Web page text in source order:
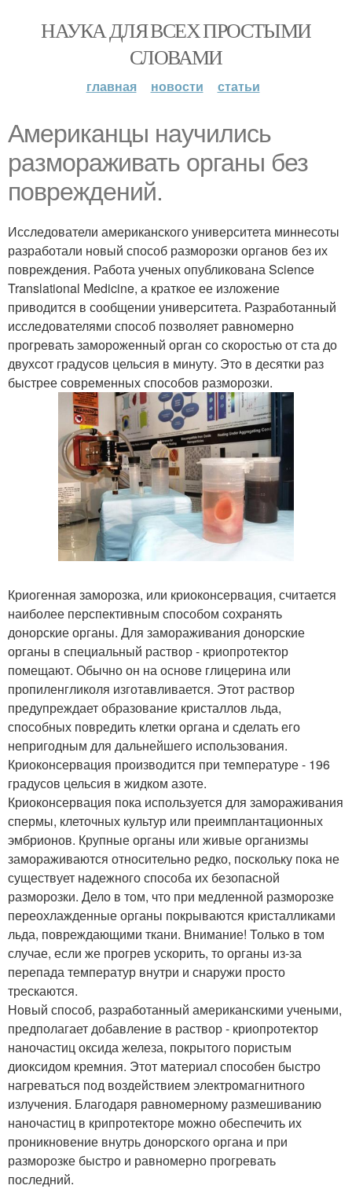
НАУКА ДЛЯ ВСЕХ ПРОСТЫМИ
СЛОВАМИ
главная новости статьи
Американцы научились
размораживать органы без
повреждений.
Исследователи американского университета миннесоты
разработали новый способ разморозки органов без их
повреждения. Работа ученых опубликована Science
Translational Medicine, а краткое ее изложение
приводится в сообщении университета. Разработанный
исследователями способ позволяет равномерно
прогревать замороженный орган со скоростью от ста до
двухсот градусов цельсия в минуту. Это в десятки раз
быстрее современных способов разморозки.
Криогенная заморозка, или криоконсервация, считается
наиболее перспективным способом сохранять
донорские органы. Для замораживания донорские
органы в специальный раствор - криопротектор
помещают. Обычно он на основе глицерина или
пропиленгликоля изготавливается. Этот раствор
предупреждает образование кристаллов льда,
способных повредить клетки органа и сделать его
непригодным для дальнейшего использования.
Криоконсервация производится при температуре - 196
градусов цельсия в жидком азоте.
Криоконсервация пока используется для замораживания
спермы, клеточных культур или преимплантационных
эмбрионов. Крупные органы или живые организмы
замораживаются относительно редко, поскольку пока не
существует надежного способа их безопасной
разморозки. Дело в том, что при медленной разморозке
переохлажденные органы покрываются кристалликами
льда, повреждающими ткани. Внимание! Только в том
случае, если же прогрев ускорить, то органы из-за
перепада температур внутри и снаружи просто
трескаются.
Новый способ, разработанный американскими учеными,
предполагает добавление в раствор - криопротектор
наночастиц оксида железа, покрытого пористым
диоксидом кремния. Этот материал способен быстро
нагреваться под воздействием электромагнитного
излучения. Благодаря равномерному размешиванию
наночастиц в крипротекторе можно обеспечить их
проникновение внутрь донорского органа и при
разморозке быстро и равномерно прогревать
последний.